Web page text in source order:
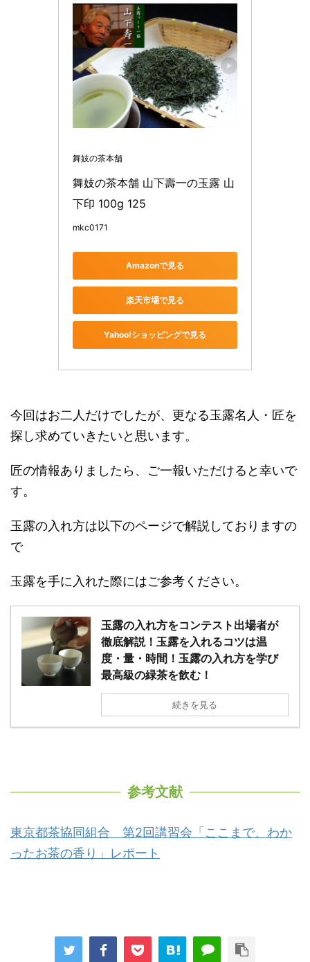
舞妓の茶本舗
舞妓の茶本舗 山下壽一の玉露 山
下印 100g 125
mkc0171
Amazonで見る
楽天市場で見る
Yahoo!ショッピングで見る
今回はお二人だけでしたが、更なる玉露名人・匠を
探し求めていきたいと思います。
匠の情報ありましたら、ご一報いただけると幸いで
す。
玉露の入れ方は以下のページで解説しておりますの
で
玉露を手に入れた際にはご参考ください。
玉露の入れ方をコンテスト出場者が
徹底解説！玉露を入れるコツは温
度・量・時間！玉露の入れ方を学び
最高級の緑茶を飲む！
続きを見る
参考文献
東京都茶協同組合 第2回講習会「ここまで、わか
ったお茶の香り」レポート